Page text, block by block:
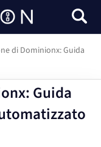
di Dominionx: Guida
Guida